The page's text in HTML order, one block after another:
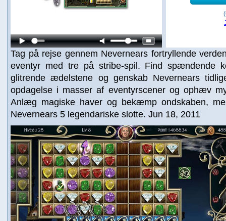
Tag på rejse gennem Nevernears fortryllende
eventyr med tre på stribe-spil. Find spændende
glitrende ædelstene og genskab Nevernears
opdagelse i masser af eventyrscener og ophæv
Anlæg magiske haver og bekæmp ondskaben,
Nevernears 5 legendariske slotte. Jun 18, 2011